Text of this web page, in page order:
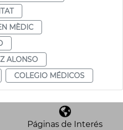
MÈDIC
ALONSO
COLEGIO MÉDICOS
Páginas de Interés